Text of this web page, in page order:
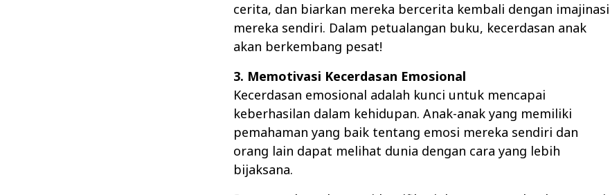
cerita, dan biarkan mereka bercerita kembali dengan imajinasi
mereka sendiri. Dalam petualangan buku, kecerdasan anak
akan berkembang pesat!
3. Memotivasi Kecerdasan Emosional
Kecerdasan emosional adalah kunci untuk mencapai
keberhasilan dalam kehidupan. Anak-anak yang memiliki
pemahaman yang baik tentang emosi mereka sendiri dan
orang lain dapat melihat dunia dengan cara yang lebih
bijaksana.